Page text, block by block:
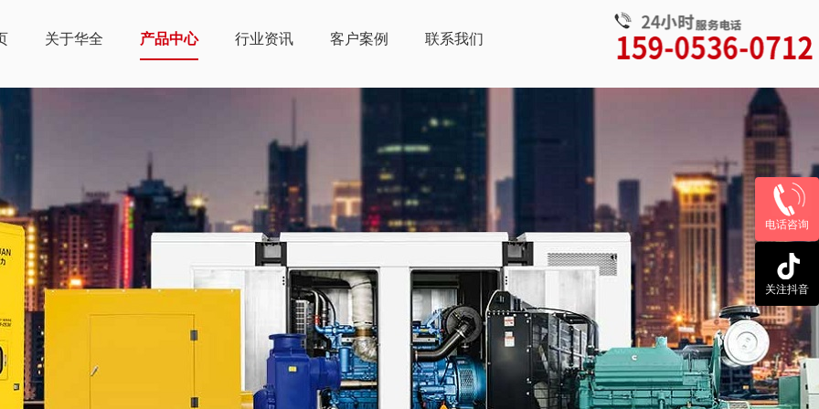
关于华全 产品中心 行业资讯 客户案例 联系我们
电话咨询
关注抖音